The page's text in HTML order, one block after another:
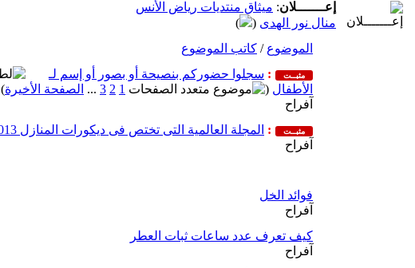
إعـــــــلان: ميثاق منتديات رياض الأنس
منال نور الهدى (
)
الموضوع / كاتب الموضوع
مثبــت : سجلوا حضوركم بنصيحة أو بصور أو إسم لـ
الأطفال (
1
2
3
... الصفحة الأخيرة)
آفراح
مثبــت : المجلة العالمية التى تختص فى ديكورات المنازل 2013
آفراح
فوائد الخل
آفراح
كيف تعرف عدد ساعات ثبات العطر
آفراح